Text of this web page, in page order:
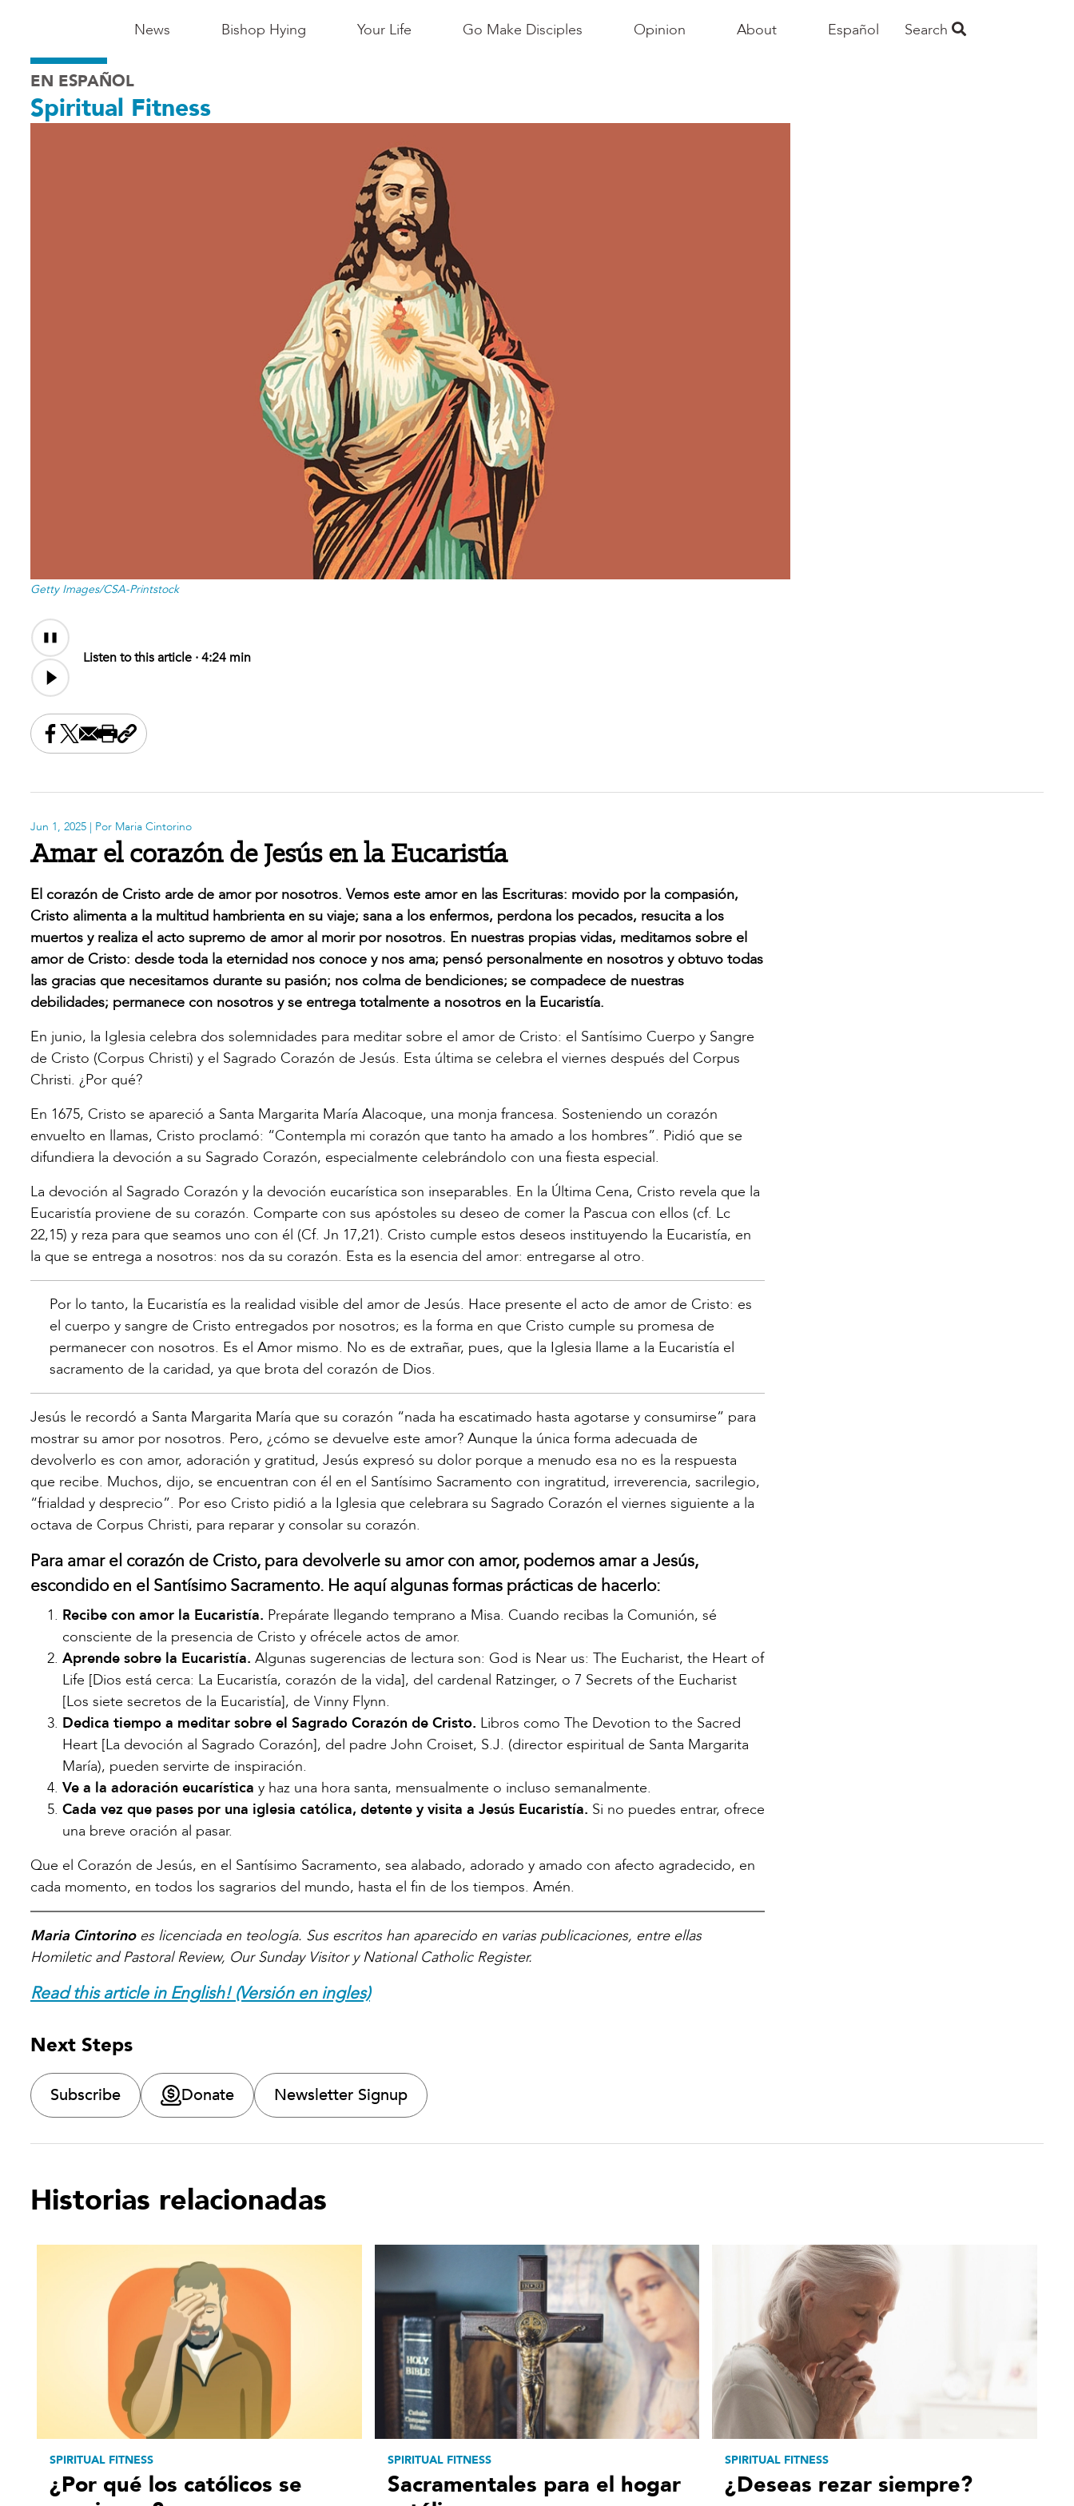
Main
-
Madison
News Bishop Hying Your Life Go Make Disciples Opinion About Español Search
EN ESPAÑOL
Spiritual Fitness
Getty Images/CSA-Printstock
Audio
Content
Listen to this article ·4:24 min
Share this on Facebook
Share this on X
Share this by email
Print this page
Copy the page address
Jun 1, 2025 | Por Maria Cintorino
Amar el corazón de Jesús en la Eucaristía
El corazón de Cristo arde de amor por nosotros. Vemos este amor en las Escrituras: movido por la compasión,
Cristo alimenta a la multitud hambrienta en su viaje; sana a los enfermos, perdona los pecados, resucita a los
muertos y realiza el acto supremo de amor al morir por nosotros. En nuestras propias vidas, meditamos sobre el
amor de Cristo: desde toda la eternidad nos conoce y nos ama; pensó personalmente en nosotros y obtuvo todas
las gracias que necesitamos durante su pasión; nos colma de bendiciones; se compadece de nuestras
debilidades; permanece con nosotros y se entrega totalmente a nosotros en la Eucaristía.
En junio, la Iglesia celebra dos solemnidades para meditar sobre el amor de Cristo: el Santísimo Cuerpo y Sangre
de Cristo (Corpus Christi) y el Sagrado Corazón de Jesús. Esta última se celebra el viernes después del Corpus
Christi. ¿Por qué?
En 1675, Cristo se apareció a Santa Margarita María Alacoque, una monja francesa. Sosteniendo un corazón
envuelto en llamas, Cristo proclamó: “Contempla mi corazón que tanto ha amado a los hombres”. Pidió que se
difundiera la devoción a su Sagrado Corazón, especialmente celebrándolo con una fiesta especial.
La devoción al Sagrado Corazón y la devoción eucarística son inseparables. En la Última Cena, Cristo revela que la
Eucaristía proviene de su corazón. Comparte con sus apóstoles su deseo de comer la Pascua con ellos (cf. Lc
22,15) y reza para que seamos uno con él (Cf. Jn 17,21). Cristo cumple estos deseos instituyendo la Eucaristía, en
la que se entrega a nosotros: nos da su corazón. Esta es la esencia del amor: entregarse al otro.
Por lo tanto, la Eucaristía es la realidad visible del amor de Jesús. Hace presente el acto de amor de Cristo: es
el cuerpo y sangre de Cristo entregados por nosotros; es la forma en que Cristo cumple su promesa de
permanecer con nosotros. Es el Amor mismo. No es de extrañar, pues, que la Iglesia llame a la Eucaristía el
sacramento de la caridad, ya que brota del corazón de Dios.
Jesús le recordó a Santa Margarita María que su corazón “nada ha escatimado hasta agotarse y consumirse” para
mostrar su amor por nosotros. Pero, ¿cómo se devuelve este amor? Aunque la única forma adecuada de
devolverlo es con amor, adoración y gratitud, Jesús expresó su dolor porque a menudo esa no es la respuesta
que recibe. Muchos, dijo, se encuentran con él en el Santísimo Sacramento con ingratitud, irreverencia, sacrilegio,
“frialdad y desprecio”. Por eso Cristo pidió a la Iglesia que celebrara su Sagrado Corazón el viernes siguiente a la
octava de Corpus Christi, para reparar y consolar su corazón.
Para amar el corazón de Cristo, para devolverle su amor con amor, podemos amar a Jesús,
escondido en el Santísimo Sacramento. He aquí algunas formas prácticas de hacerlo:
Recibe con amor la Eucaristía. Prepárate llegando temprano a Misa. Cuando recibas la Comunión, sé
consciente de la presencia de Cristo y ofrécele actos de amor.
Aprende sobre la Eucaristía. Algunas sugerencias de lectura son: God is Near us: The Eucharist, the Heart of
Life [Dios está cerca: La Eucaristía, corazón de la vida], del cardenal Ratzinger, o 7 Secrets of the Eucharist
[Los siete secretos de la Eucaristía], de Vinny Flynn.
Dedica tiempo a meditar sobre el Sagrado Corazón de Cristo. Libros como The Devotion to the Sacred
Heart [La devoción al Sagrado Corazón], del padre John Croiset, S.J. (director espiritual de Santa Margarita
María), pueden servirte de inspiración.
Ve a la adoración eucarística y haz una hora santa, mensualmente o incluso semanalmente.
Cada vez que pases por una iglesia católica, detente y visita a Jesús Eucaristía. Si no puedes entrar, ofrece
una breve oración al pasar.
Que el Corazón de Jesús, en el Santísimo Sacramento, sea alabado, adorado y amado con afecto agradecido, en
cada momento, en todos los sagrarios del mundo, hasta el fin de los tiempos. Amén.
Maria Cintorinoes licenciada en teología. Sus escritos han aparecido en varias publicaciones, entre ellas
Homiletic and Pastoral Review, Our Sunday Visitor y National Catholic Register.
Read this article in English! (Versión en ingles)
Next Steps
Subscribe Donate Newsletter Signup
Historias relacionadas
SPIRITUAL FITNESS
¿Por qué los católicos se
SPIRITUAL FITNESS
Sacramentales para el hogar
SPIRITUAL FITNESS
¿Deseas rezar siempre?